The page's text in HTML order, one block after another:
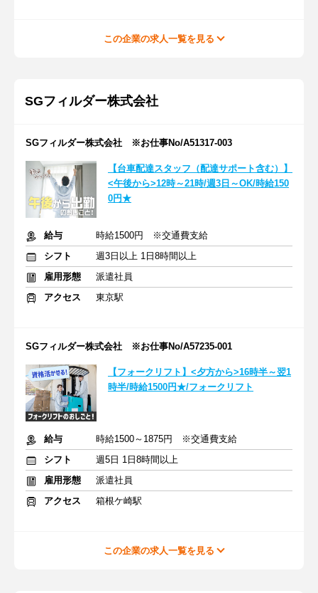
この企業の求人一覧を見る
SGフィルダー株式会社
SGフィルダー株式会社 ※お仕事No/A51317-003
【台車配達スタッフ（配達サポート含む）】
<午後から>12時～21時/週3日～OK/時給150
0円★
給与
時給1500円 ※交通費支給
シフト
週3日以上 1日8時間以上
雇用形態
派遣社員
アクセス
東京駅
SGフィルダー株式会社 ※お仕事No/A57235-001
【フォークリフト】<夕方から>16時半～翌1
時半/時給1500円★/フォークリフト
給与
時給1500～1875円 ※交通費支給
シフト
週5日 1日8時間以上
雇用形態
派遣社員
アクセス
箱根ケ崎駅
この企業の求人一覧を見る